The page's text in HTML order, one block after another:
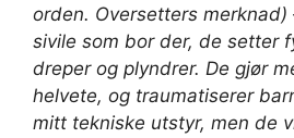
orden. Oversetters merknad)
sivile som bor der, de setter
dreper og plyndrer. De gjør
helvete, og traumatiserer
mitt tekniske utstyr, men de